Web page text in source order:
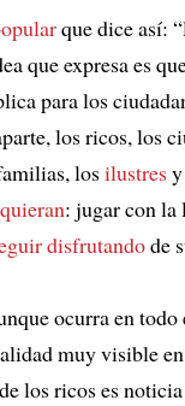
que dice así:
que expresa es
para los
los ricos, los
losilustresy
: jugar con la
disfrutandode
ocurra en todo
muy visible
los ricos es